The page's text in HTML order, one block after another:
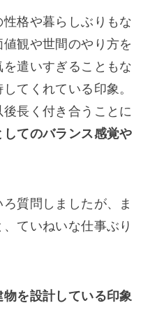
格や暮らしぶりもな
観や世間のやり方を
遣いすぎることもな
てくれている印象。
長く付き合うことに
してのバランス感覚や
質問しましたが、ま
ていねいな仕事ぶり
を設計している印象